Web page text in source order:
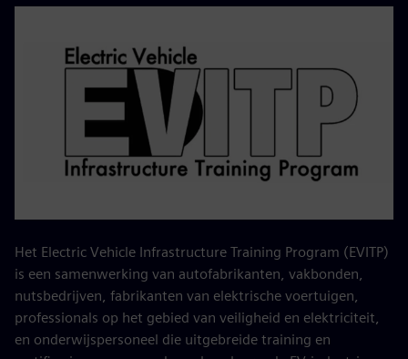
Het Electric Vehicle Infrastructure Training Program (EVITP)
is een samenwerking van autofabrikanten, vakbonden,
nutsbedrijven, fabrikanten van elektrische voertuigen,
professionals op het gebied van veiligheid en elektriciteit,
en onderwijspersoneel die uitgebreide training en